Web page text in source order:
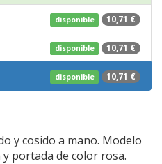
disponible 10,71 €
disponible 10,71 €
disponible 10,71 €
y cosido a mano. Modelo
portada de color rosa.